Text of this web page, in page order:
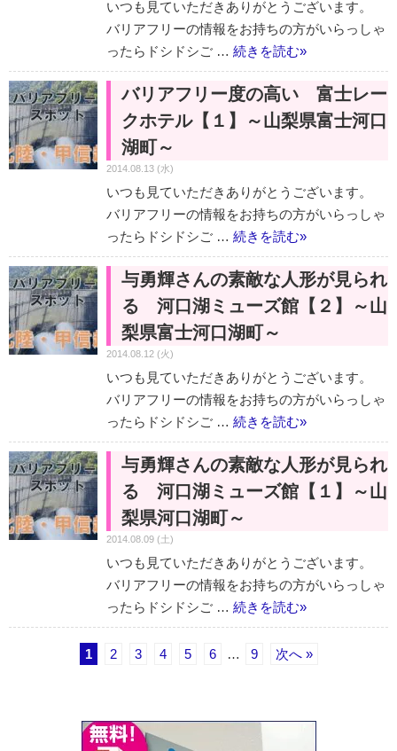
いつも見ていただきありがとうございます。
バリアフリーの情報をお持ちの方がいらっしゃ
ったらドシドシご … 続きを読む»
バリアフリー度の高い 富士レー
クホテル【１】～山梨県富士河口
湖町～
2014.08.13 (水)
いつも見ていただきありがとうございます。
バリアフリーの情報をお持ちの方がいらっしゃ
ったらドシドシご … 続きを読む»
与勇輝さんの素敵な人形が見られ
る 河口湖ミューズ館【２】～山
梨県富士河口湖町～
2014.08.12 (火)
いつも見ていただきありがとうございます。
バリアフリーの情報をお持ちの方がいらっしゃ
ったらドシドシご … 続きを読む»
与勇輝さんの素敵な人形が見られ
る 河口湖ミューズ館【１】～山
梨県河口湖町～
2014.08.09 (土)
いつも見ていただきありがとうございます。
バリアフリーの情報をお持ちの方がいらっしゃ
ったらドシドシご … 続きを読む»
1 2 3 4 5 6 … 9 次へ »